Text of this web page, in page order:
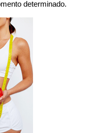
determinado.